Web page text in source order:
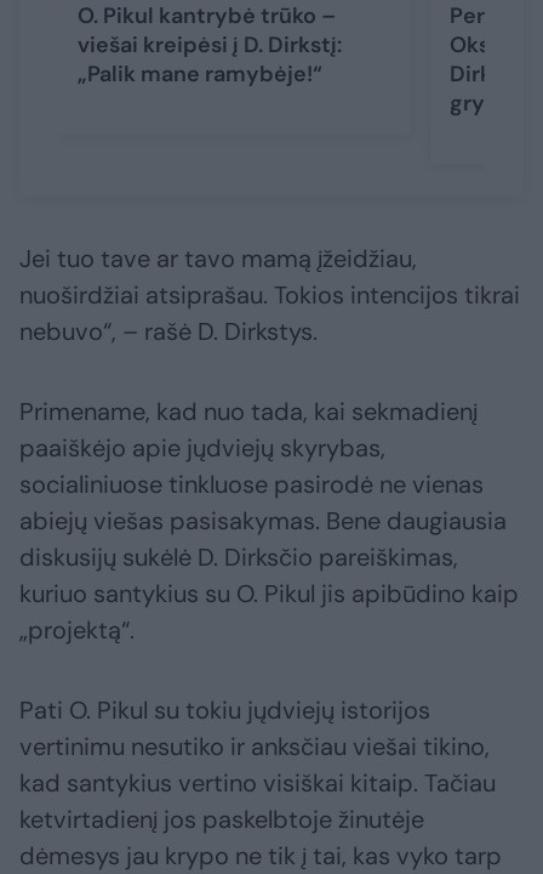
O. Pikul kantrybė trūko –
viešai kreipėsi į D. Dirkstį:
„Palik mane ramybėje!“
Oksaną
Dirkstys
grybas“
Jei tuo tave ar tavo mamą įžeidžiau,
nuoširdžiai atsiprašau. Tokios intencijos tikrai
nebuvo“, – rašė D. Dirkstys.
Primename, kad nuo tada, kai sekmadienį
paaiškėjo apie jųdviejų skyrybas,
socialiniuose tinkluose pasirodė ne vienas
abiejų viešas pasisakymas. Bene daugiausia
diskusijų sukėlė D. Dirksčio pareiškimas,
kuriuo santykius su O. Pikul jis apibūdino kaip
„projektą“.
Pati O. Pikul su tokiu jųdviejų istorijos
vertinimu nesutiko ir anksčiau viešai tikino,
kad santykius vertino visiškai kitaip. Tačiau
ketvirtadienį jos paskelbtoje žinutėje
dėmesys jau krypo ne tik į tai, kas vyko tarp